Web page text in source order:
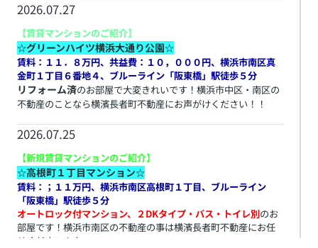
2026.07.27
【賃貸マンションのご紹介】
☆グリーンハイツ横浜大通り公園☆
賃料：１１．８万円、共益費：１０，０００円、横浜市南区真
金町１丁目６番地４、ブルーライン「阪東橋」駅徒歩５分
リフォーム済のお部屋で大変きれいです！横浜市中区・南区の
不動産のことなら横濱長者町不動産にお声がけください！！
2026.07.25
【新規賃貸マンションのご紹介】
☆高根町１丁目マンション☆
賃料：；１１万円、横浜市南区高根町１丁目、ブルーライン
「阪東橋」駅徒歩５分
オートロック付マンション、２DKタイプ・バス・トイレ別のお
部屋です！横浜市南区の不動産の事は横濱長者町不動産にお任
せください！！